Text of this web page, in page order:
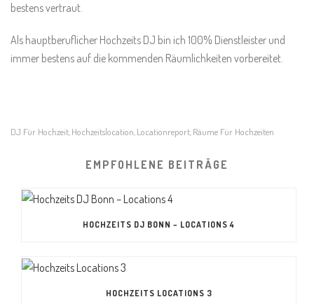
bestens vertraut.
Als hauptberuflicher Hochzeits DJ bin ich 100% Dienstleister und
immer bestens auf die kommenden Räumlichkeiten vorbereitet.
DJ Für Hochzeit, Hochzeitslocation, Locationreport, Räume Für Hochzeiten
EMPFOHLENE BEITRÄGE
HOCHZEITS DJ BONN – LOCATIONS 4
HOCHZEITS LOCATIONS 3